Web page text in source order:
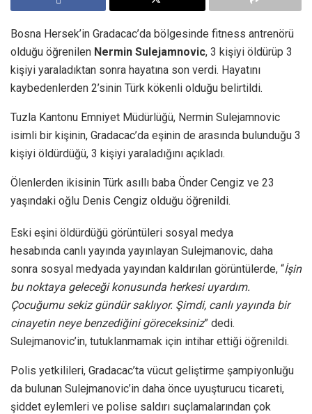
Bosna Hersek’in Gradacac’da bölgesinde fitness antrenörü
olduğu öğrenilen Nermin Sulejamnovic, 3 kişiyi öldürüp 3
kişiyi yaraladıktan sonra hayatına son verdi. Hayatını
kaybedenlerden 2’sinin Türk kökenli olduğu belirtildi.
Tuzla Kantonu Emniyet Müdürlüğü, Nermin Sulejamnovic
isimli bir kişinin, Gradacac’da eşinin de arasında bulunduğu 3
kişiyi öldürdüğü, 3 kişiyi yaraladığını açıkladı.
Ölenlerden ikisinin Türk asıllı baba Önder Cengiz ve 23
yaşındaki oğlu Denis Cengiz olduğu öğrenildi.
Eski eşini öldürdüğü görüntüleri sosyal medya
hesabında canlı yayında yayınlayan Sulejmanovic, daha
sonra sosyal medyada yayından kaldırılan görüntülerde, “İşin
bu noktaya geleceği konusunda herkesi uyardım.
Çocuğumu sekiz gündür saklıyor. Şimdi, canlı yayında bir
cinayetin neye benzediğini göreceksiniz” dedi.
Sulejmanovic’in, tutuklanmamak için intihar ettiği öğrenildi.
Polis yetkilileri, Gradacac’ta vücut geliştirme şampiyonluğu
da bulunan Sulejmanovic’in daha önce uyuşturucu ticareti,
şiddet eylemleri ve polise saldırı suçlamalarından çok